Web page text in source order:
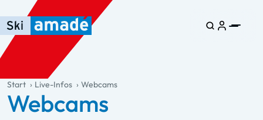
Zum Haupt-Inhalt springen
Springe zur Tabelle
Zur Haupt-Navigation springen
general.table-of-content
Start Live-Infos Webcams
Webcams